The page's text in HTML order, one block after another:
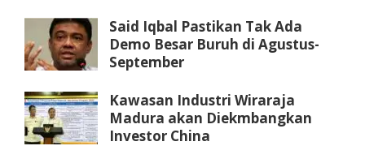
Said Iqbal Pastikan Tak Ada
Demo Besar Buruh di Agustus-
September
Kawasan Industri Wiraraja
Madura akan Diekmbangkan
Investor China